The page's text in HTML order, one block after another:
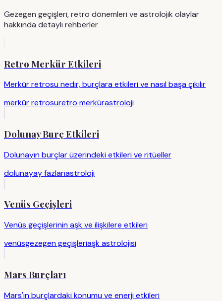
Gezegen geçişleri, retro dönemleri ve astrolojik olaylar
hakkında detaylı rehberler
Retro Merkür Etkileri
Merkür retrosu nedir, burçlara etkileri ve nasıl başa çıkılır
merkür retrosuretro merkürastroloji
Dolunay Burç Etkileri
Dolunayın burçlar üzerindeki etkileri ve ritüeller
dolunayay fazlarıastroloji
Venüs Geçişleri
Venüs geçişlerinin aşk ve ilişkilere etkileri
venüsgezegen geçişleriaşk astrolojisi
Mars Burçları
Mars'ın burçlardaki konumu ve enerji etkileri